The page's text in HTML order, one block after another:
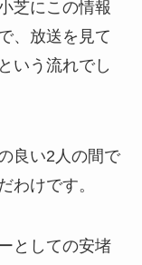
芝にこの情報
、放送を見て
いう流れでし
良い2人の間で
わけです。
としての安堵